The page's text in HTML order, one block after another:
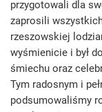
przygotowali dla
zaprosili
rzeszowskiej
wyśmienicie i był
śmiechu oraz
Tym radosnym i
podsumowaliśmy